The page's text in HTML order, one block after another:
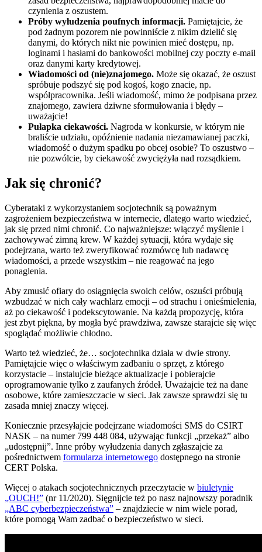
czynienia z oszustem.
Próby wyłudzenia poufnych informacji. Pamiętajcie, że
pod żadnym pozorem nie powinniście z nikim dzielić się
danymi, do których nikt nie powinien mieć dostępu, np.
loginami i hasłami do bankowości mobilnej czy poczty e-mail
oraz danymi karty kredytowej.
Wiadomości od (nie)znajomego. Może się okazać, że oszust
spróbuje podszyć się pod kogoś, kogo znacie, np.
współpracownika. Jeśli wiadomość, mimo że podpisana przez
znajomego, zawiera dziwne sformułowania i błędy –
uważajcie!
Pułapka ciekawości. Nagroda w konkursie, w którym nie
braliście udziału, opóźnienie nadania niezamawianej paczki,
wiadomość o dużym spadku po obcej osobie? To oszustwo –
nie pozwólcie, by ciekawość zwyciężyła nad rozsądkiem.
Jak się chronić?
Cyberataki z wykorzystaniem socjotechnik są poważnym
zagrożeniem bezpieczeństwa w internecie, dlatego warto wiedzieć,
jak się przed nimi chronić. Co najważniejsze: włączyć myślenie i
zachowywać zimną krew. W każdej sytuacji, która wydaje się
podejrzana, warto też zweryfikować rozmówcę lub nadawcę
wiadomości, a przede wszystkim – nie reagować na jego
ponaglenia.
Aby zmusić ofiary do osiągnięcia swoich celów, oszuści próbują
wzbudzać w nich cały wachlarz emocji – od strachu i onieśmielenia,
aż po ciekawość i podekscytowanie. Na każdą propozycję, która
jest zbyt piękna, by mogła być prawdziwa, zawsze starajcie się więc
spoglądać możliwie chłodno.
Warto też wiedzieć, że… socjotechnika działa w dwie strony.
Pamiętajcie więc o właściwym zadbaniu o sprzęt, z którego
korzystacie – instalujcie bieżące aktualizacje i pobierajcie
oprogramowanie tylko z zaufanych źródeł. Uważajcie też na dane
osobowe, które zamieszczacie w sieci. Jak zawsze sprawdzi się tu
zasada mniej znaczy więcej.
Koniecznie przesyłajcie podejrzane wiadomości SMS do CSIRT
NASK – na numer 799 448 084, używając funkcji „przekaż” albo
„udostępnij”. Inne próby wyłudzenia danych zgłaszajcie za
pośrednictwem formularza internetowego dostępnego na stronie
CERT Polska.
Więcej o atakach socjotechnicznych przeczytacie w biuletynie
„OUCH!” (nr 11/2020). Sięgnijcie też po nasz najnowszy poradnik
„ABC cyberbezpieczeństwa” – znajdziecie w nim wiele porad,
które pomogą Wam zadbać o bezpieczeństwo w sieci.